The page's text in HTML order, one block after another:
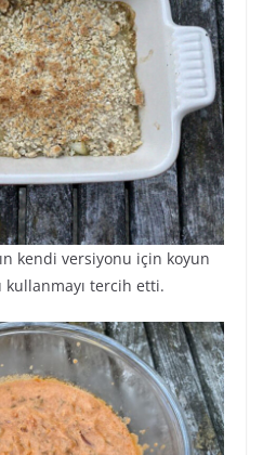
kendi versiyonu için koyun
kullanmayı tercih etti.